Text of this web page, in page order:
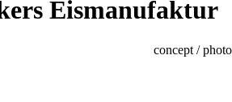
Eismanufaktur
concept /